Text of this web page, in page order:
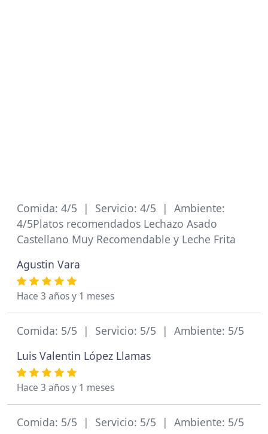
Comida: 4/5 | Servicio: 4/5 | Ambiente:
4/5Platos recomendados Lechazo Asado
Castellano Muy Recomendable y Leche Frita
Agustin Vara
Hace 3 años y 1 meses
Comida: 5/5 | Servicio: 5/5 | Ambiente: 5/5
Luis Valentin López Llamas
Hace 3 años y 1 meses
Comida: 5/5 | Servicio: 5/5 | Ambiente: 5/5